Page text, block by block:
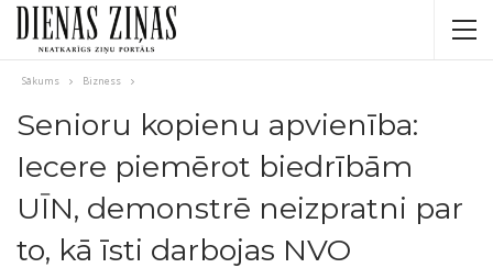
Sākums Bizness
Senioru kopienu apvienība:
Iecere piemērot biedrībām
UĪN, demonstrē neizpratni par
to, kā īsti darbojas NVO